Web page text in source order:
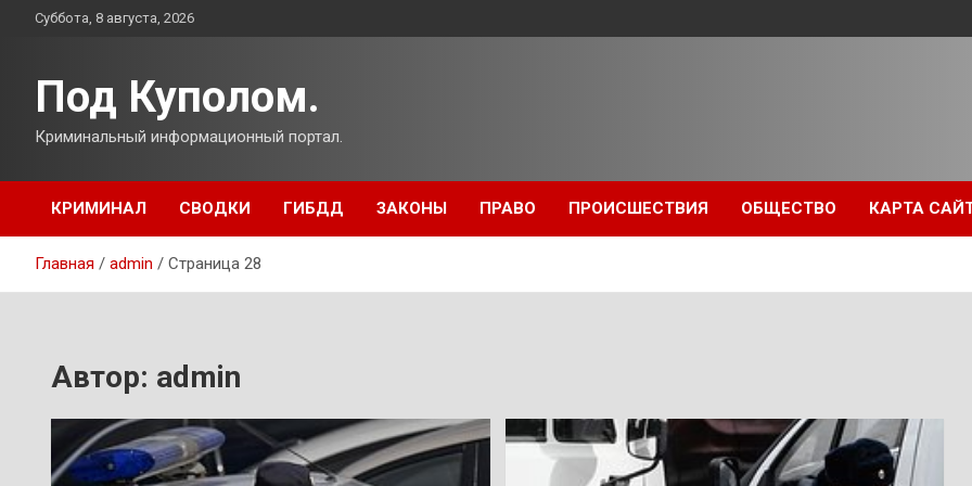
ПерейтиСуббота, 8 августа, 2026
Под Куполом.
Криминальный информационный портал.
КРИМИНАЛ СВОДКИ ГИБДД ЗАКОНЫ ПРАВО ПРОИСШЕСТВИЯ ОБЩЕСТВО КАРТА
Главная admin Страница 28
Автор: admin